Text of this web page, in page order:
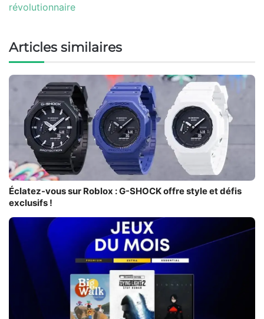
révolutionnaire
Articles similaires
Éclatez-vous sur Roblox : G-SHOCK offre style et défis
exclusifs !